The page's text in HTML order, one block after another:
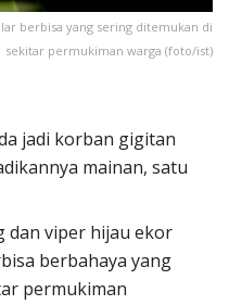
berbisa yang sering ditemukan di
sekitar permukiman warga (foto/ist)
jadi korban gigitan
mainan, satu
dan viper hijau ekor
berbahaya yang
permukiman